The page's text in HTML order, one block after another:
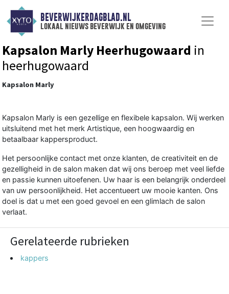
BEVERWIJKERDAGBLAD.NL
lokaal nieuws beverwijk en omgeving
Kapsalon Marly Heerhugowaard in
heerhugowaard
Kapsalon Marly
Kapsalon Marly is een gezellige en flexibele kapsalon. Wij werken
uitsluitend met het merk Artistique, een hoogwaardig en
betaalbaar kappersproduct.
Het persoonlijke contact met onze klanten, de creativiteit en de
gezelligheid in de salon maken dat wij ons beroep met veel liefde
en passie kunnen uitoefenen. Uw haar is een belangrijk onderdeel
van uw persoonlijkheid. Het accentueert uw mooie kanten. Ons
doel is dat u met een goed gevoel en een glimlach de salon
verlaat.
Gerelateerde rubrieken
kappers